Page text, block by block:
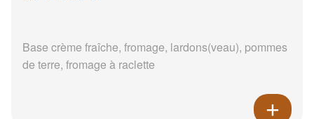
Base crème fraîche, fromage, lardons(veau), pommes
de terre, fromage à raclette